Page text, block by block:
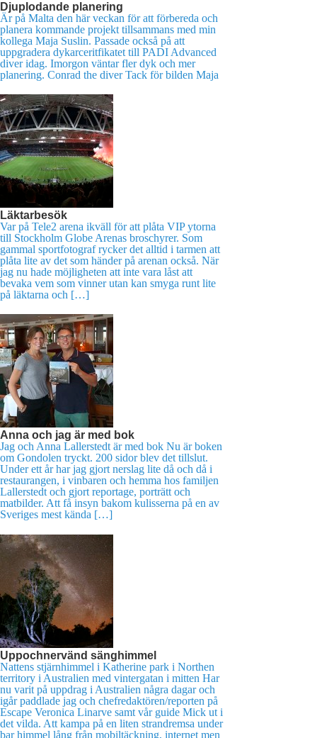
Djuplodande planering
Är på Malta den här veckan för att förbereda och
planera kommande projekt tillsammans med min
kollega Maja Suslin. Passade också på att
uppgradera dykarceritfikatet till PADI Advanced
diver idag. Imorgon väntar fler dyk och mer
planering. Conrad the diver Tack för bilden Maja
Läktarbesök
Var på Tele2 arena ikväll för att plåta VIP ytorna
till Stockholm Globe Arenas broschyrer. Som
gammal sportfotograf rycker det alltid i tarmen att
plåta lite av det som händer på arenan också. När
jag nu hade möjligheten att inte vara låst att
bevaka vem som vinner utan kan smyga runt lite
på läktarna och […]
Anna och jag är med bok
Jag och Anna Lallerstedt är med bok Nu är boken
om Gondolen tryckt. 200 sidor blev det tillslut.
Under ett år har jag gjort nerslag lite då och då i
restaurangen, i vinbaren och hemma hos familjen
Lallerstedt och gjort reportage, porträtt och
matbilder. Att få insyn bakom kulisserna på en av
Sveriges mest kända […]
Uppochnervänd sänghimmel
Nattens stjärnhimmel i Katherine park i Northen
territory i Australien med vintergatan i mitten Har
nu varit på uppdrag i Australien några dagar och
igår paddlade jag och chefredaktören/reporten på
Escape Veronica Linarve samt vår guide Mick ut i
det vilda. Att kampa på en liten strandremsa under
bar himmel lång från mobiltäckning, internet men